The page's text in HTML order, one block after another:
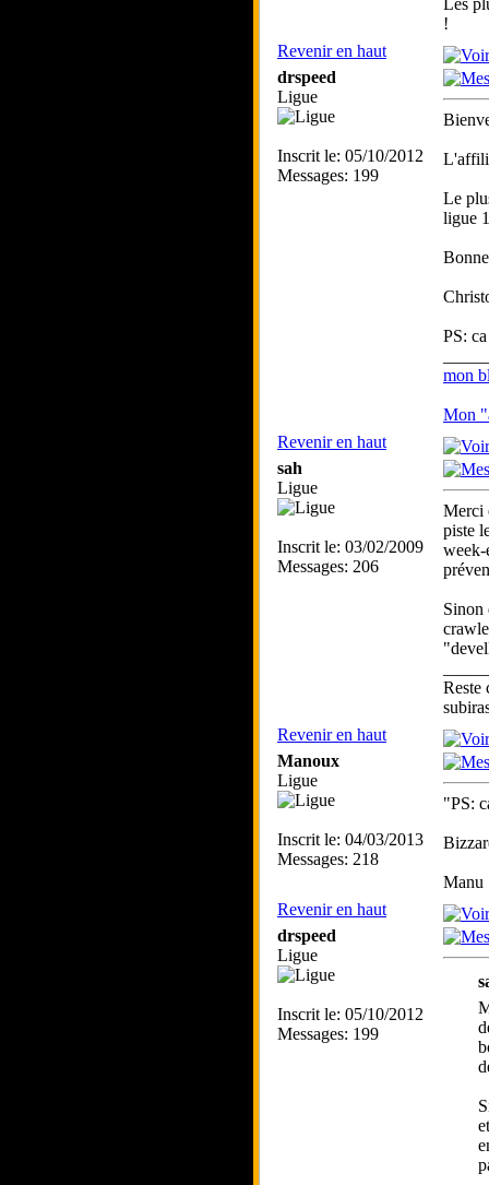
Les
!
Revenir en haut
drspeed
Ligue
Inscrit le: 05/10/2012
Messages: 199
Le
ligue
PS:
mon
Mon
Revenir en haut
sah
Ligue
Inscrit le: 03/02/2009
Messages: 206
Merci
piste
week-
Sinon
Reste
Revenir en haut
Manoux
Ligue
Inscrit le: 04/03/2013
Messages: 218
"PS:
Manu
Revenir en haut
drspeed
Ligue
Inscrit le: 05/10/2012
Messages: 199